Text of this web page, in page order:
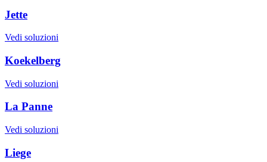
Jette
Vedi soluzioni
Koekelberg
Vedi soluzioni
La Panne
Vedi soluzioni
Liege